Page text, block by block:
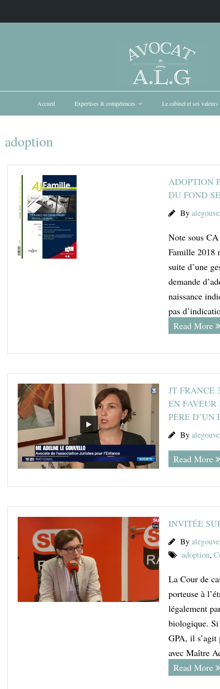
Accueil Expertises & compétences Le cabinet et ses valeurs
adoption
ADOPTION
DU FOND
By
Note sous
Famille 2018
suite d’une
demande
naissance
pas
Read More
JT FRANCE
EN FAVEUR
PÈRE D’UN
By
Read More
INVITÉE
By
adoption,
La Cour de
porteuse à
légalement
biologique. Si
GPA, il s’agit
avec Maître
Read More